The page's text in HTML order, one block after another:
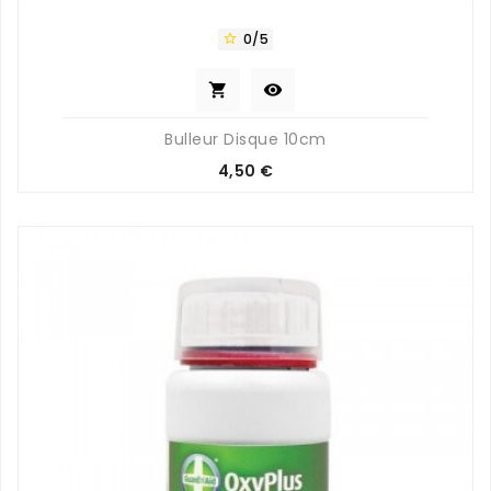
 0/5
 
Bulleur Disque 10cm
Prix
4,50 €